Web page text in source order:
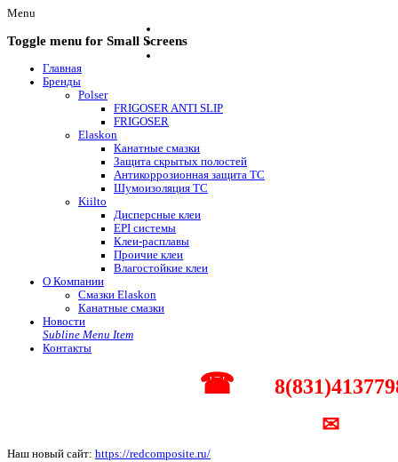
Menu
Toggle menu for Small Screens
Главная
Бренды
Polser
FRIGOSER ANTI SLIP
FRIGOSER
Elaskon
Канатные смазки
Защита скрытых полостей
Антикоррозионная защита ТС
Шумоизоляция ТС
Kiilto
Дисперсные клеи
EPI системы
Клеи-расплавы
Проичие клеи
Влагостойкие клеи
О Компании
Смазки Elaskon
Канатные смазки
Новости
Subline Menu Item
Контакты
☎
✉
Наш новый сайт: https://redcomposite.ru/